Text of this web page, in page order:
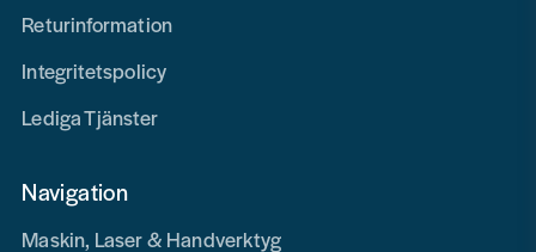
Returinformation
Integritetspolicy
Lediga Tjänster
Navigation
Maskin, Laser & Handverktyg